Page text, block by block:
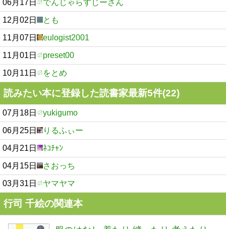
06月17日 でんじゃらすじーさん
12月02日 とも
11月07日 eulogist2001
11月01日 preset00
10月11日 をとめ
読みたい本に登録した読書家最新5件(22)
07月18日 yukigumo
06月25日 りるふぃー
04月21日 ﾈｺﾁｬﾝ
04月15日 さおっち
03月31日 ヤマヤマ
行司 千絵の関連本